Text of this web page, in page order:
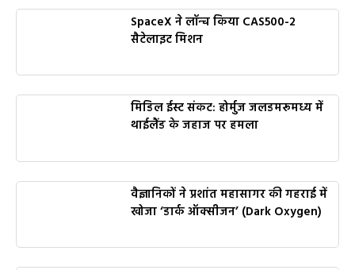
SpaceX ने लॉन्च किया CAS500-2
सैटेलाइट मिशन
मिडिल ईस्ट संकट: होर्मुज जलडमरूमध्य में
थाईलैंड के जहाज पर हमला
वैज्ञानिकों ने प्रशांत महासागर की गहराई में
खोजा ‘डार्क ऑक्सीजन’ (Dark Oxygen)